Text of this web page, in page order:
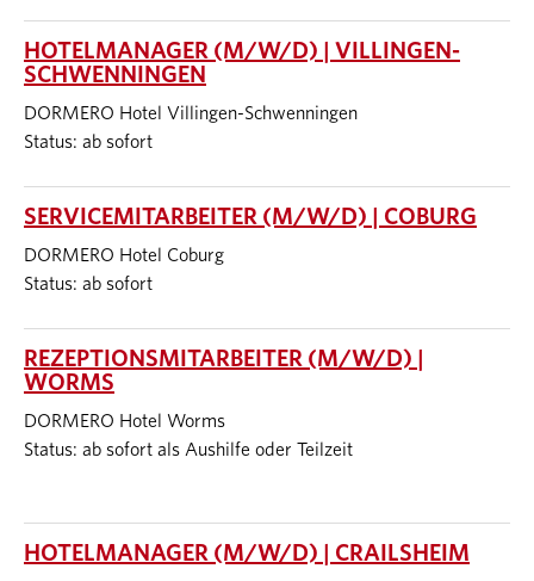
HOTELMANAGER (M/W/D) | VILLINGEN-
SCHWENNINGEN
DORMERO Hotel Villingen-Schwenningen
Status: ab sofort
SERVICEMITARBEITER (M/W/D) | COBURG
DORMERO Hotel Coburg
Status: ab sofort
REZEPTIONSMITARBEITER (M/W/D) |
WORMS
DORMERO Hotel Worms
Status: ab sofort als Aushilfe oder Teilzeit
HOTELMANAGER (M/W/D) | CRAILSHEIM